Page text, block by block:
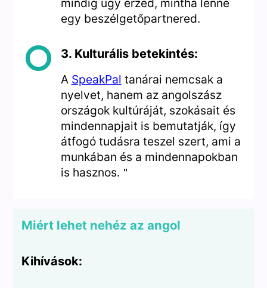
mindig úgy érzed, mintha lenne
egy beszélgetőpartnered.
3. Kulturális betekintés:
A SpeakPal tanárai nemcsak a
nyelvet, hanem az angolszász
országok kultúráját, szokásait és
mindennapjait is bemutatják, így
átfogó tudásra teszel szert, ami a
munkában és a mindennapokban
is hasznos.＂
Miért lehet nehéz az angol
Kihívások: